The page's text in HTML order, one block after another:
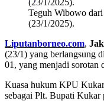
Teguh Wibowo
(23/1/2025).
Liputanborneo.com,
(23/1) yang berlangsung
01, yang menjadi sorotan
Kuasa hukum KPU
sebagai Plt. Bupati Kukar